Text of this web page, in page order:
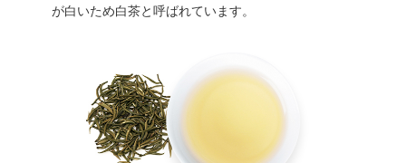
が白いため白茶と呼ばれています。